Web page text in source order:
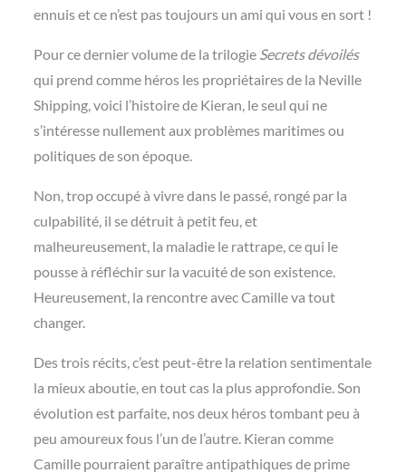
ennuis et ce n’est pas toujours un ami qui vous en sort !
Pour ce dernier volume de la trilogie Secrets dévoilés
qui prend comme héros les propriétaires de la Neville
Shipping, voici l’histoire de Kieran, le seul qui ne
s’intéresse nullement aux problèmes maritimes ou
politiques de son époque.
Non, trop occupé à vivre dans le passé, rongé par la
culpabilité, il se détruit à petit feu, et
malheureusement, la maladie le rattrape, ce qui le
pousse à réfléchir sur la vacuité de son existence.
Heureusement, la rencontre avec Camille va tout
changer.
Des trois récits, c’est peut-être la relation sentimentale
la mieux aboutie, en tout cas la plus approfondie. Son
évolution est parfaite, nos deux héros tombant peu à
peu amoureux fous l’un de l’autre. Kieran comme
Camille pourraient paraître antipathiques de prime